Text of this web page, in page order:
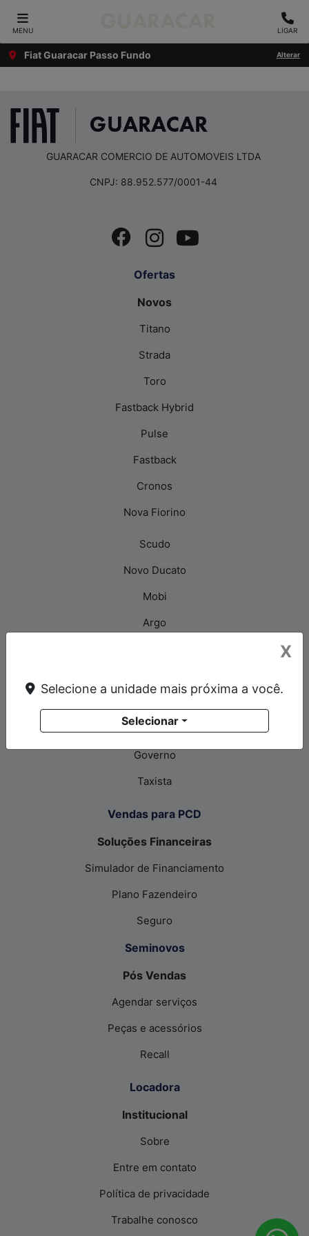
MENU LIGAR
Fiat Guaracar Passo Fundo Alterar
GUARACAR COMERCIO DE AUTOMOVEIS LTDA
CNPJ: 88.952.577/0001-44
Ofertas
Novos
Titano
Strada
Toro
Fastback Hybrid
Pulse
Fastback
Cronos
Nova Fiorino
Scudo
Novo Ducato
Mobi
Argo
Produtor rural
Governo
Taxista
Vendas para PCD
Soluções Financeiras
Simulador de Financiamento
Plano Fazendeiro
Seguro
Seminovos
Pós Vendas
Agendar serviços
Peças e acessórios
Recall
Locadora
Institucional
Sobre
Entre em contato
Política de privacidade
Trabalhe conosco
X
Selecione a unidade mais próxima a você.
Selecionar